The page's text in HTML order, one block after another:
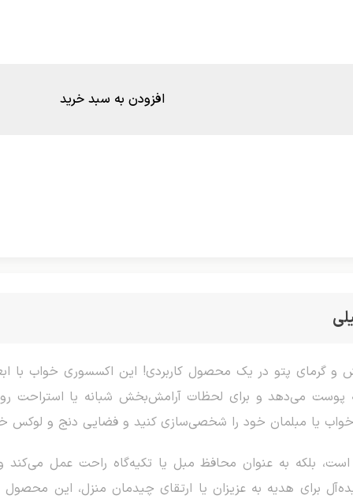
افزودن به سبد خرید
خواب یا مبلمان خود را شخصی‌سازی کنید و فضایی دنج و لوکس
بلکه به عنوان محافظ مبل یا تکیه‌گاه راحت عمل می‌کند
برای هدیه به عزیزان یا ارتقای چیدمان منزل، این